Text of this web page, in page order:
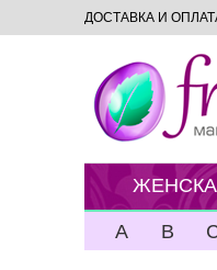
ДОСТАВКА И
A B